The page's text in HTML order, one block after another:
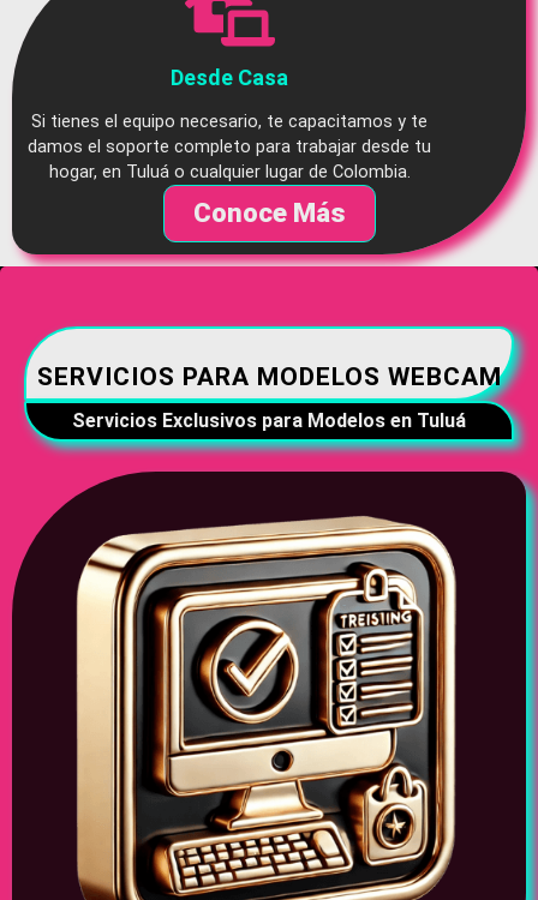
Desde Casa
Si tienes el equipo necesario, te capacitamos y te
damos el soporte completo para trabajar desde tu
hogar, en Tuluá o cualquier lugar de Colombia.
Conoce Más
SERVICIOS PARA MODELOS WEBCAM
Servicios Exclusivos para Modelos en Tuluá